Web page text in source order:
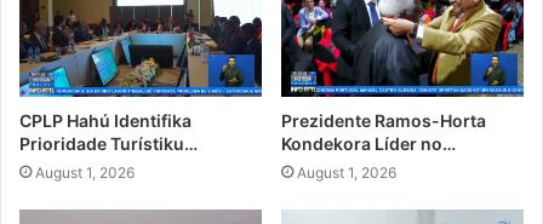
CPLP Hahú Identifika
Prioridade Turístiku…
August 1, 2026
Prezidente Ramos-Horta
Kondekora Líder no…
August 1, 2026